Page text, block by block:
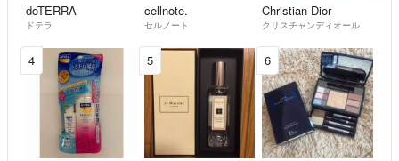
doTERRA
ドテラ
cellnote.
セルノート
Christian Dior
クリスチャンディオール
4 5 6